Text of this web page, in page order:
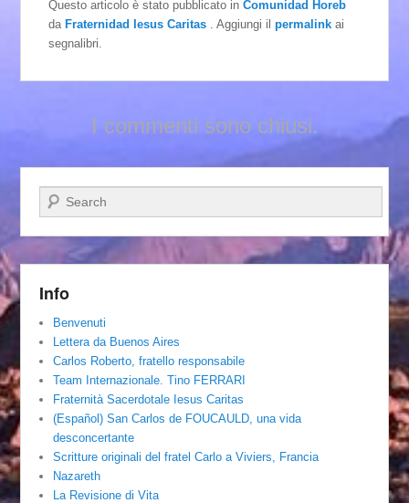
Questo articolo è stato pubblicato inComunidad Horeb
daFraternidad Iesus Caritas . Aggiungi ilpermalink ai
segnalibri.
I commenti sono chiusi.
Cerca
Info
Benvenuti
Lettera da Buenos Aires
Carlos Roberto, fratello responsabile
Team Internazionale. Tino FERRARI
Fraternità Sacerdotale Iesus Caritas
(Español) San Carlos de FOUCAULD, una vida
desconcertante
Scritture originali del fratel Carlo a Viviers, Francia
Nazareth
La Revisione di Vita